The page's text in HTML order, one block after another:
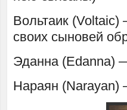
Вольтаик
своих сыновей
Эданна (Edanna)
Нараян (Narayan)